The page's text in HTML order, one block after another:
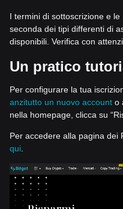
I termini di sottoscrizione e
seconda dei tipi differenti di
disponibili. Verifica con
Un pratico
Per configurare la tua
anzitutto un nuovo account o
nella homepage, clicca su
Per accedere alla pagina dei
qui